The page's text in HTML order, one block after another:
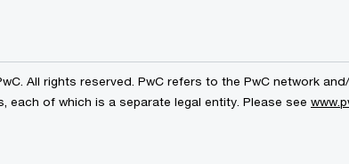
All rights reserved. PwC refers to the PwC network
each of which is a separate legal entity. Please see